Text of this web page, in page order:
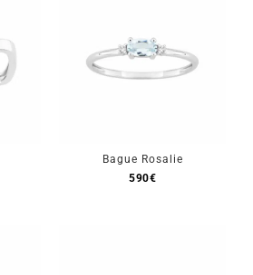
Bague Rosalie
590€